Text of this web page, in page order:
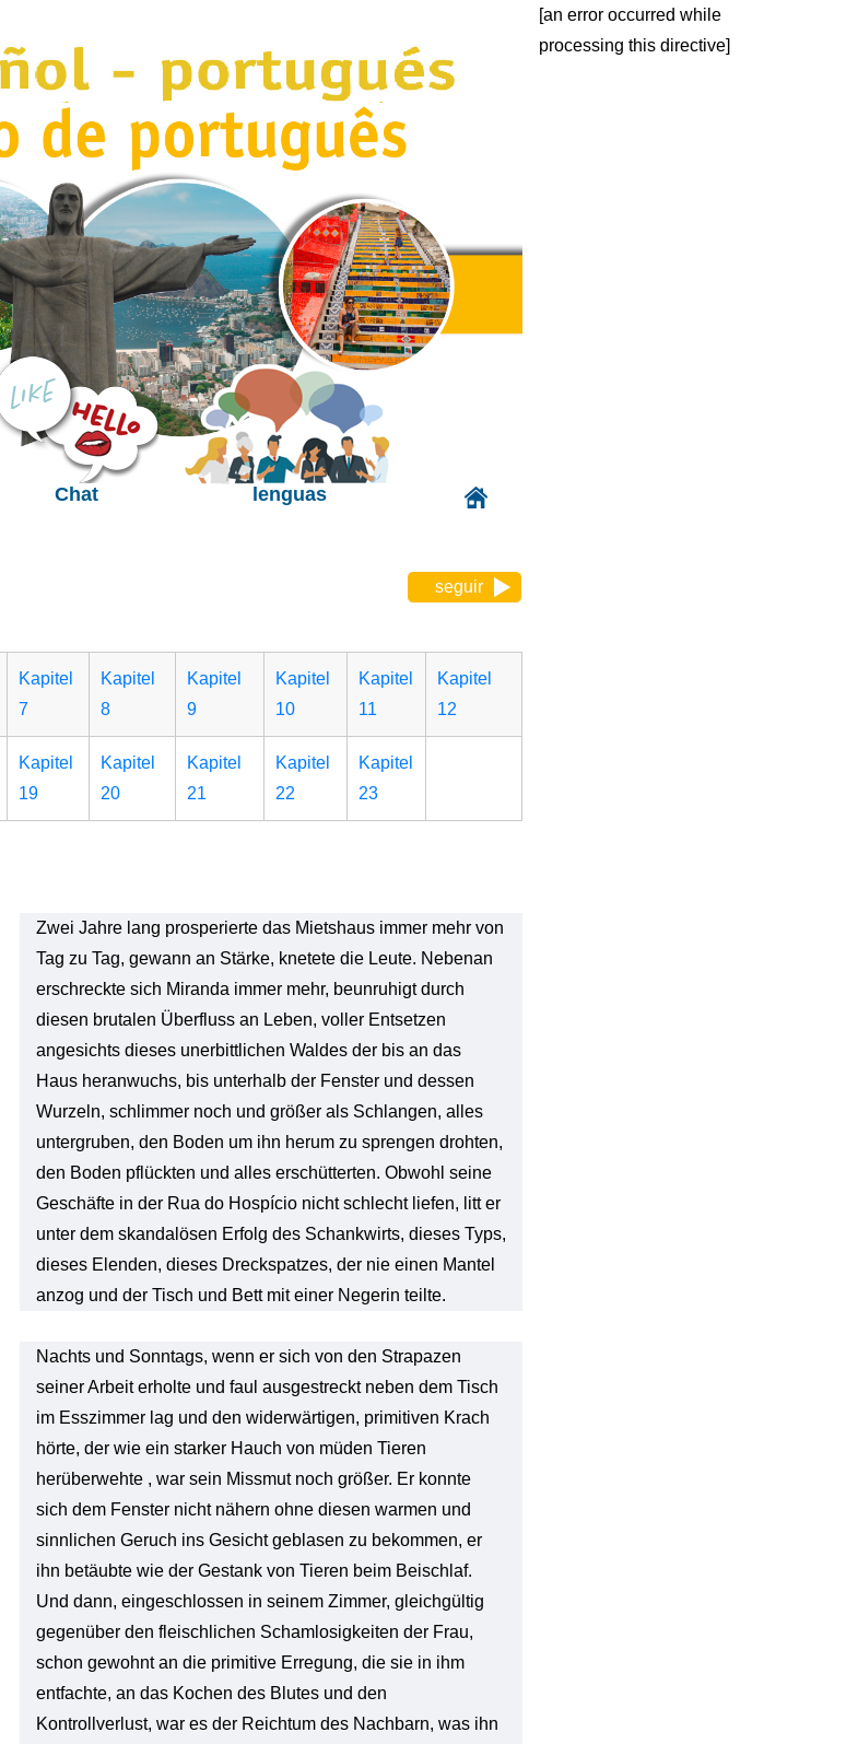
Chat lenguas
seguir
Kapitel
7
Kapitel
8
Kapitel
9
Kapitel
10
Kapitel
11
Kapitel
12
Kapitel
19
Kapitel
20
Kapitel
21
Kapitel
22
Kapitel
23
Zwei Jahre lang prosperierte das Mietshaus immer mehr von
Tag zu Tag, gewann an Stärke, knetete die Leute. Nebenan
erschreckte sich Miranda immer mehr, beunruhigt durch
diesen brutalen Überfluss an Leben, voller Entsetzen
angesichts dieses unerbittlichen Waldes der bis an das
Haus heranwuchs, bis unterhalb der Fenster und dessen
Wurzeln, schlimmer noch und größer als Schlangen, alles
untergruben, den Boden um ihn herum zu sprengen drohten,
den Boden pflückten und alles erschütterten. Obwohl seine
Geschäfte in der Rua do Hospício nicht schlecht liefen, litt er
unter dem skandalösen Erfolg des Schankwirts, dieses Typs,
dieses Elenden, dieses Dreckspatzes, der nie einen Mantel
anzog und der Tisch und Bett mit einer Negerin teilte.
Nachts und Sonntags, wenn er sich von den Strapazen
seiner Arbeit erholte und faul ausgestreckt neben dem Tisch
im Esszimmer lag und den widerwärtigen, primitiven Krach
hörte, der wie ein starker Hauch von müden Tieren
herüberwehte , war sein Missmut noch größer. Er konnte
sich dem Fenster nicht nähern ohne diesen warmen und
sinnlichen Geruch ins Gesicht geblasen zu bekommen, er
ihn betäubte wie der Gestank von Tieren beim Beischlaf.
Und dann, eingeschlossen in seinem Zimmer, gleichgültig
gegenüber den fleischlichen Schamlosigkeiten der Frau,
schon gewohnt an die primitive Erregung, die sie in ihm
entfachte, an das Kochen des Blutes und den
Kontrollverlust, war es der Reichtum des Nachbarn, was ihn
[an error occurred while
processing this directive]